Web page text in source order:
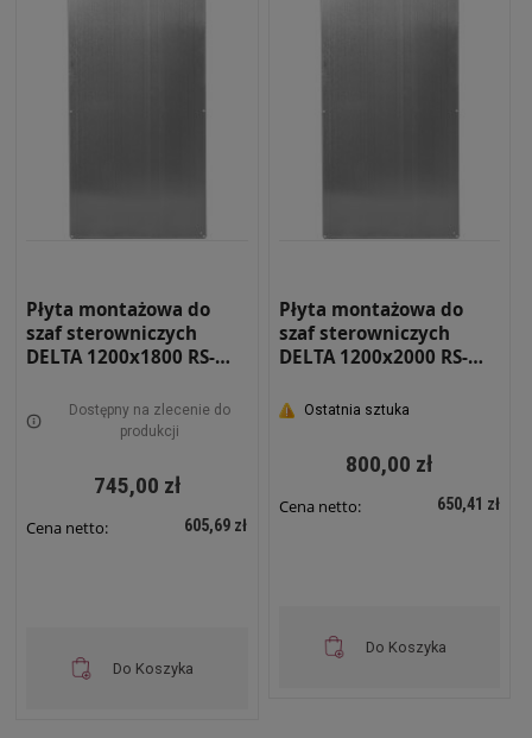
Płyta montażowa do
szaf sterowniczych
DELTA 1200x1800 RS-
Dostępny na zlecenie do
produkcji
745,00 zł
Cena netto: 605,69 zł
Do Koszyka
Płyta montażowa do
szaf sterowniczych
DELTA 1200x2000 RS-
Ostatnia sztuka
800,00 zł
Cena netto: 650,41 zł
Do Koszyka